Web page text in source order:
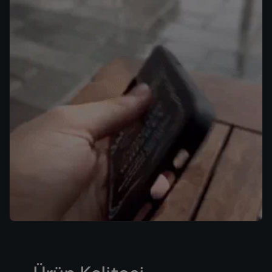
iPhone 14 Pro Max